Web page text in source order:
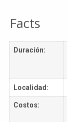
Facts
Duración:
Localidad:
Costos: